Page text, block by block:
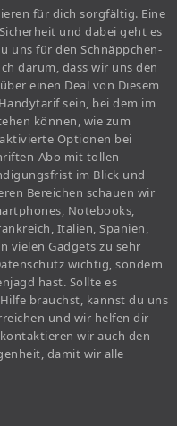
für dich sorgfältig. Eine
und dabei geht es
uns für den Schnäppchen-
darum, dass wir uns den
einen Deal von Diesem
sein, bei dem im
können, wie zum
Optionen bei
Abo mit tollen
im Blick und
Bereichen schauen wir
Notebooks,
Italien, Spanien,
vielen Gadgets zu sehr
wichtig, sondern
hast. Sollte es
brauchst, kannst du uns
und wir helfen dir
wir auch den
damit wir alle